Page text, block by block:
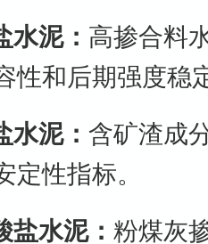
泥： 高掺合料
性和后期强度稳
水泥：含矿渣成
性指标。
盐水泥：粉煤灰